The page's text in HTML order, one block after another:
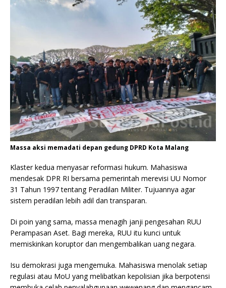
Massa aksi memadati depan gedung DPRD Kota Malang
Klaster kedua menyasar reformasi hukum. Mahasiswa
mendesak DPR RI bersama pemerintah merevisi UU Nomor
31 Tahun 1997 tentang Peradilan Militer. Tujuannya agar
sistem peradilan lebih adil dan transparan.
Di poin yang sama, massa menagih janji pengesahan RUU
Perampasan Aset. Bagi mereka, RUU itu kunci untuk
memiskinkan koruptor dan mengembalikan uang negara.
Isu demokrasi juga mengemuka. Mahasiswa menolak setiap
regulasi atau MoU yang melibatkan kepolisian jika berpotensi